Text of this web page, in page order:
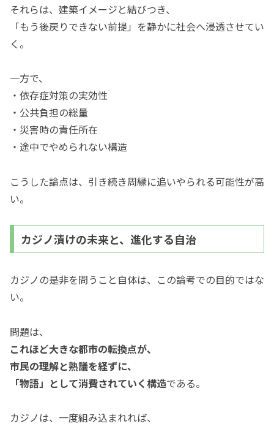
それらは、建築イメージと結びつき、
「もう後戻りできない前提」を静かに社会へ浸透させてい
く。
一方で、
・依存症対策の実効性
・公共負担の総量
・災害時の責任所在
・途中でやめられない構造
こうした論点は、引き続き周縁に追いやられる可能性が高
い。
カジノ漬けの未来と、進化する自治
カジノの是非を問うこと自体は、この論考での目的ではな
い。
問題は、
これほど大きな都市の転換点が、
市民の理解と熟議を経ずに、
「物語」として消費されていく構造である。
カジノは、一度組み込まれれば、